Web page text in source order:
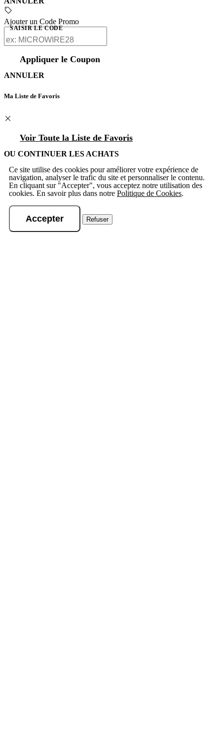
Ajouter un Code Promo
SAISIR LE CODE
Appliquer le Coupon
ANNULER
Ma Liste de Favoris
Voir Toute la Liste de Favoris
OU CONTINUER LES ACHATS
Ce site utilise des cookies pour améliorer votre expérience de
navigation, analyser le trafic du site et personnaliser le contenu.
En cliquant sur "Accepter", vous acceptez notre utilisation des
cookies. En savoir plus dans notre Politique de Cookies.
Accepter Refuser